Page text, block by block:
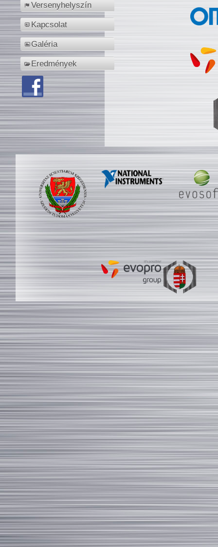
Versenyhelyszín
Kapcsolat
Galéria
Eredmények